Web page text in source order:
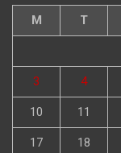
M T
3 4
10 11
17 18